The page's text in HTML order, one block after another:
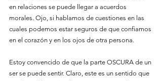
en relaciones se puede llegar a acuerdos
morales. Ojo, si hablamos de cuestiones en las
cuales podemos estar seguros de que confiamos
en el corazón y en los ojos de otra persona.
Estoy convencido de que la parte OSCURA de un
ser se puede sentir. Claro, este es un sentido que